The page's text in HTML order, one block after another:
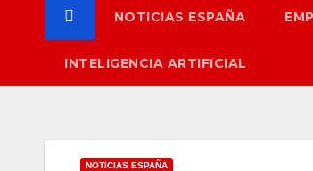
NOTICIAS ESPAÑA
INTELIGENCIA ARTIFICIAL
NOTICIAS ESPAÑA